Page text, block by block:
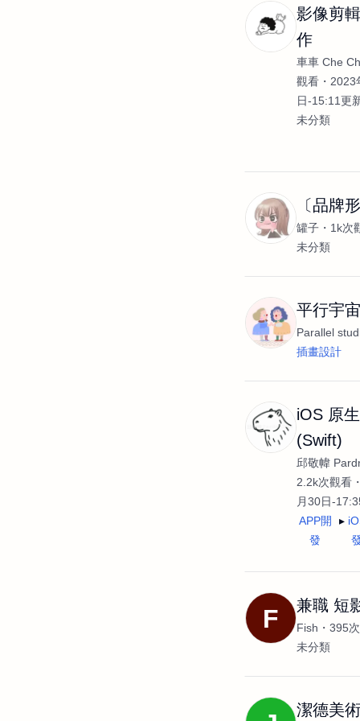
影像剪
作
車車 Che
觀看
2023
日-15:11更
未分類
〔品牌
罐子
1k次
未分類
平行宇
Parallel
插畫設計
iOS 原
(Swift)
邱敬幃
2.2k次觀看
月30日-
APP開
發
F 兼職 短
Fish
395
未分類
潔德美